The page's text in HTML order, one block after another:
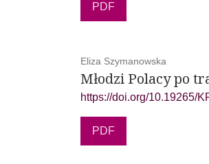
PDF
Eliza Szymanowska
Młodzi Polacy po
https://doi.org/10.19265/
PDF